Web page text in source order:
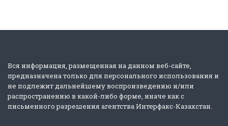
Вся информация, размещенная на данном веб-сайте,
предназначена только для персонального использования и
не подлежит дальнейшему воспроизведению и/или
распространению в какой-либо форме, иначе как с
письменного разрешения агентства Интерфакс-Казахстан.